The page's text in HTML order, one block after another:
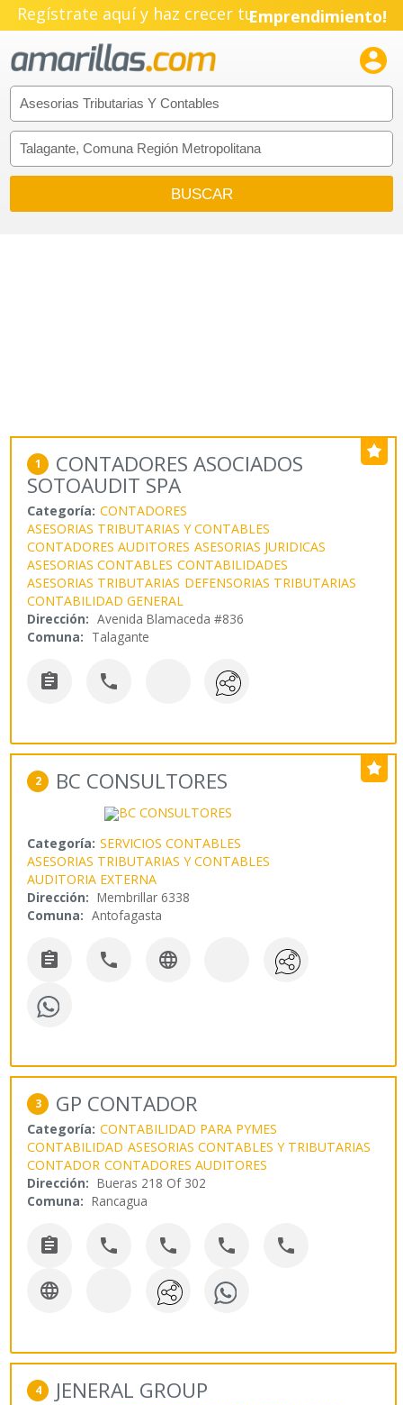
Regístrate aquí y haz crecer tuEmprendimiento!

1 CONTADORES ASOCIADOS
SOTOAUDIT SPA
Categoría: CONTADORES
ASESORIAS TRIBUTARIAS Y CONTABLES
CONTADORES AUDITORES ASESORIAS JURIDICAS
ASESORIAS CONTABLES CONTABILIDADES
ASESORIAS TRIBUTARIAS DEFENSORIAS TRIBUTARIAS
CONTABILIDAD GENERAL
Dirección: Avenida Blamaceda #836
Comuna: Talagante
 
2 BC CONSULTORES
Categoría: SERVICIOS CONTABLES
ASESORIAS TRIBUTARIAS Y CONTABLES
AUDITORIA EXTERNA
Dirección: Membrillar 6338
Comuna: Antofagasta
  
3 GP CONTADOR
Categoría: CONTABILIDAD PARA PYMES
CONTABILIDAD ASESORIAS CONTABLES Y TRIBUTARIAS
CONTADOR CONTADORES AUDITORES
Dirección: Bueras 218 Of 302
Comuna: Rancagua
    

4 JENERAL GROUP